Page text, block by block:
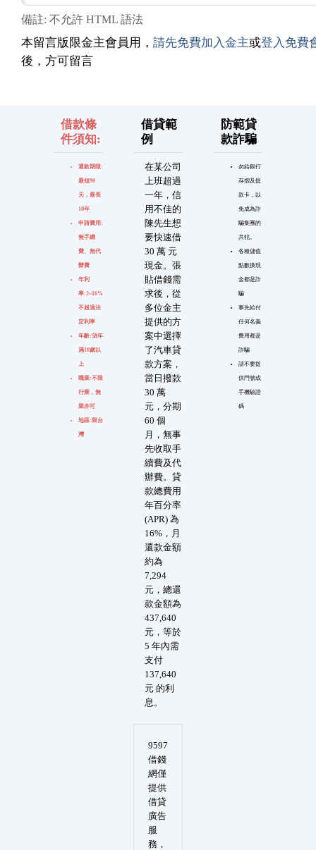
備註: 不允許 HTML 語法
本留言版限金主會員用， 請先免費加入金主或登入免費
後，方可留言
借款條
件須知:
還款期限:
最短90
天，最長
10年
申請費用:
無手續
費、無代
辦費
年利
率:2~16%
不超過法
定利率
年齡:須年
滿18歲以
上
職業:不限
行業，無
業亦可
地區:限台
灣
借貸範
例
在某公司
上班超過
一年，信
用不佳的
陳先生想
要快速借
30 萬 元
現金。張
貼借錢需
求後，從
多位金主
提供的方
案中選擇
了汽車貸
款方案，
當日撥款
30 萬
元，分期
60 個
月，無事
先收取手
續費及代
辦費。貸
款總費用
年百分率
(APR) 為
16%，月
還款金額
約為
7,294
元，總還
款金額為
437,640
元，等於
5 年內需
支付
137,640
元 的利
息。
防範貸
款詐騙
勿給銀行
存摺及提
款卡，以
免成為詐
騙集團的
共犯。
各種儲值
點數換現
金都是詐
騙
事先給付
任何名義
費用都是
詐騙
請不要提
供門號或
手機驗證
碼
9597
借錢
網僅
提供
借貸
廣告
服
務，